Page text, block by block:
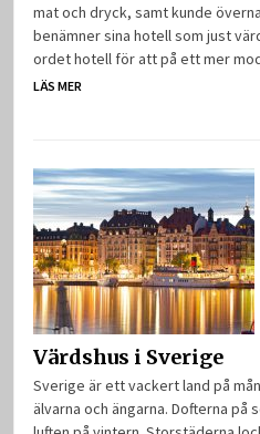
mat och dryck, samt kunde
benämner sina hotell som just
ordet hotell för att på ett mer
LÄS MER
Värdshus i Sverige
Sverige är ett vackert land på
älvarna och ängarna. Dofterna på